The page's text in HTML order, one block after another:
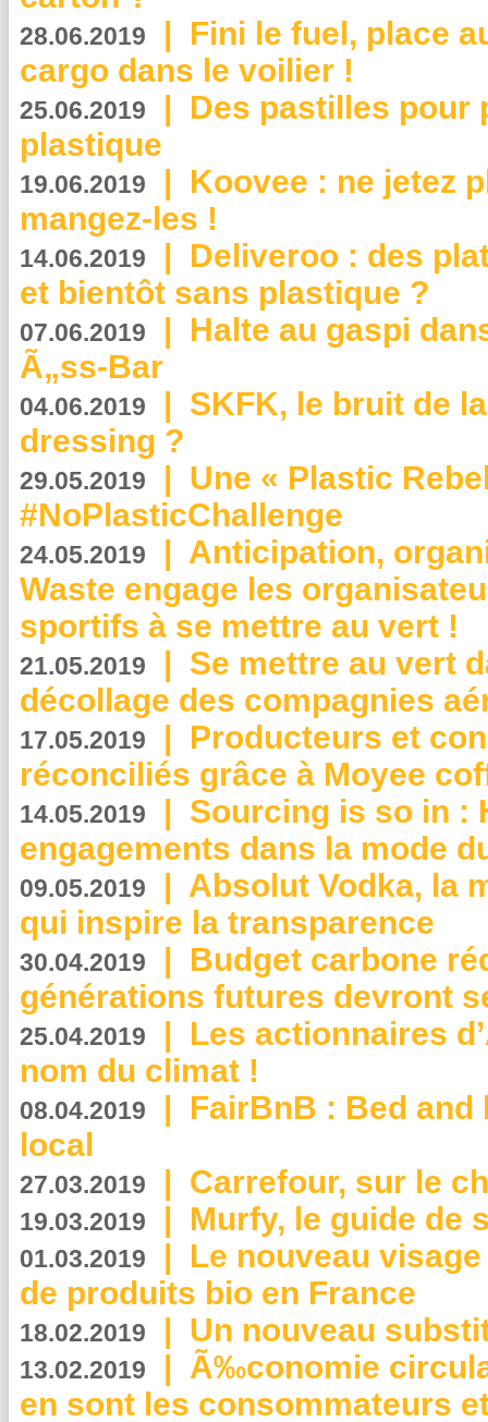
28.06.2019 | Fini le fuel, place
cargo dans le voilier !
25.06.2019 | Des pastilles pour
plastique
19.06.2019 | Koovee : ne jetez
mangez-les !
14.06.2019 | Deliveroo : des
et bientôt sans plastique ?
07.06.2019 | Halte au gaspi
Ã„ss-Bar
04.06.2019 | SKFK, le bruit de
dressing ?
29.05.2019 | Une « Plastic
#NoPlasticChallenge
24.05.2019 | Anticipation,
Waste engage les
sportifs à se mettre au vert !
21.05.2019 | Se mettre au vert
décollage des compagnies
17.05.2019 | Producteurs et
réconciliés grâce à Moyee
14.05.2019 | Sourcing is so in :
engagements dans la mode
09.05.2019 | Absolut Vodka, la
qui inspire la transparence
30.04.2019 | Budget carbone
générations futures devront
25.04.2019 | Les actionnaires
nom du climat !
08.04.2019 | FairBnB : Bed
local
27.03.2019 | Carrefour, sur le
19.03.2019 | Murfy, le guide de
01.03.2019 | Le nouveau
de produits bio en France
18.02.2019 | Un nouveau
13.02.2019 | Ã‰conomie
en sont les consommateurs